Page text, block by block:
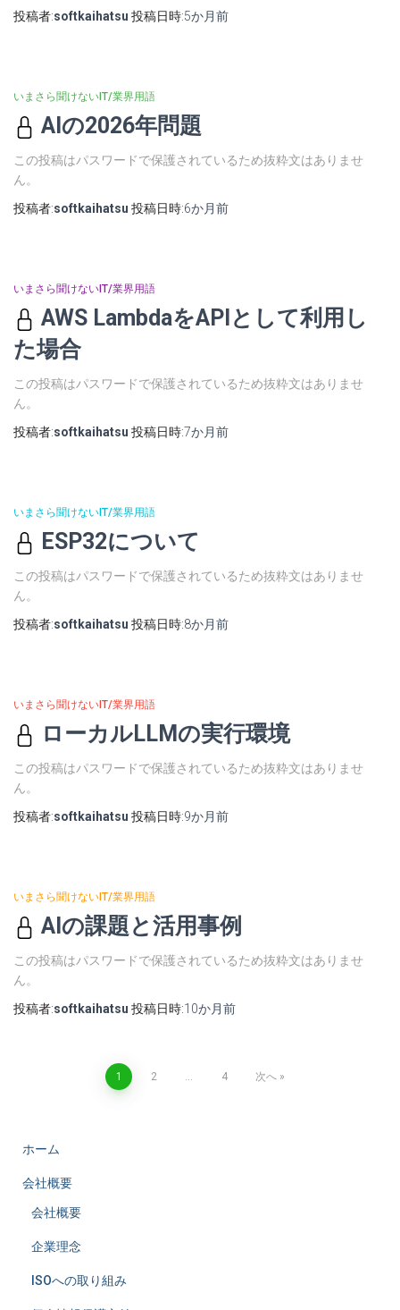
投稿者:softkaihatsu 投稿日時:5か月前
いまさら聞けないIT/業界用語
AIの2026年問題
この投稿はパスワードで保護されているため抜粋文はありませ
ん。
投稿者:softkaihatsu 投稿日時:6か月前
いまさら聞けないIT/業界用語
AWS LambdaをAPIとして利用し
た場合
この投稿はパスワードで保護されているため抜粋文はありませ
ん。
投稿者:softkaihatsu 投稿日時:7か月前
いまさら聞けないIT/業界用語
ESP32について
この投稿はパスワードで保護されているため抜粋文はありませ
ん。
投稿者:softkaihatsu 投稿日時:8か月前
いまさら聞けないIT/業界用語
ローカルLLMの実行環境
この投稿はパスワードで保護されているため抜粋文はありませ
ん。
投稿者:softkaihatsu 投稿日時:9か月前
いまさら聞けないIT/業界用語
AIの課題と活用事例
この投稿はパスワードで保護されているため抜粋文はありませ
ん。
投稿者:softkaihatsu 投稿日時:10か月前
の
ペ
ー
ジ
1 2 … 4 次へ
ホーム
会社概要
会社概要
企業理念
ISOへの取り組み